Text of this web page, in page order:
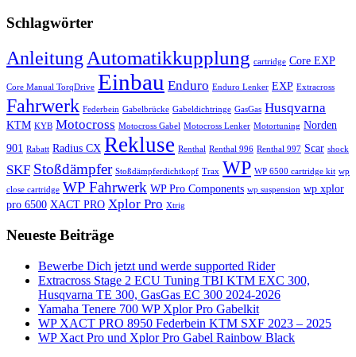
Schlagwörter
Anleitung Automatikkupplung cartridge Core EXP
Core Manual TorqDrive Einbau Enduro Enduro Lenker EXP Extracross
Fahrwerk Federbein Gabelbrücke Gabeldichtringe GasGas Husqvarna
KTM KYB Motocross Motocross Gabel Motocross Lenker Motortuning Norden
901
Rabatt Radius CX Rekluse Renthal Renthal 996 Renthal 997 Scar shock
SKF Stoßdämpfer Stoßdämpferdichtkopf Trax WP WP 6500 cartridge kit wp
close cartridge WP Fahrwerk WP Pro Components wp suspension wp xplor
pro 6500 XACT PRO Xplor Pro Xtrig
Neueste Beiträge
Bewerbe Dich jetzt und werde supported Rider
Extracross Stage 2 ECU Tuning TBI KTM EXC 300,
Husqvarna TE 300, GasGas EC 300 2024-2026
Yamaha Tenere 700 WP Xplor Pro Gabelkit
WP XACT PRO 8950 Federbein KTM SXF 2023 – 2025
WP Xact Pro und Xplor Pro Gabel Rainbow Black